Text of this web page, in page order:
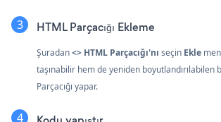
HTML Parçacığı Ekleme
Şuradan<> HTML Parçacığı'nı seçin Ekle
taşınabilir hem de yeniden boyutlandırılabilen
Parçacığı yapar.